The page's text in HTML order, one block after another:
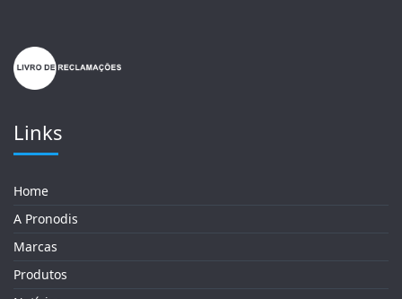
Links
Home
A Pronodis
Marcas
Produtos